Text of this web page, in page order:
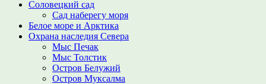
Соловецкий сад
Сад наберегу моря
Белое море и Арктика
Охрана наследия Севера
Мыс Печак
Мыс Толстик
Остров Белужий
Остров Муксалма